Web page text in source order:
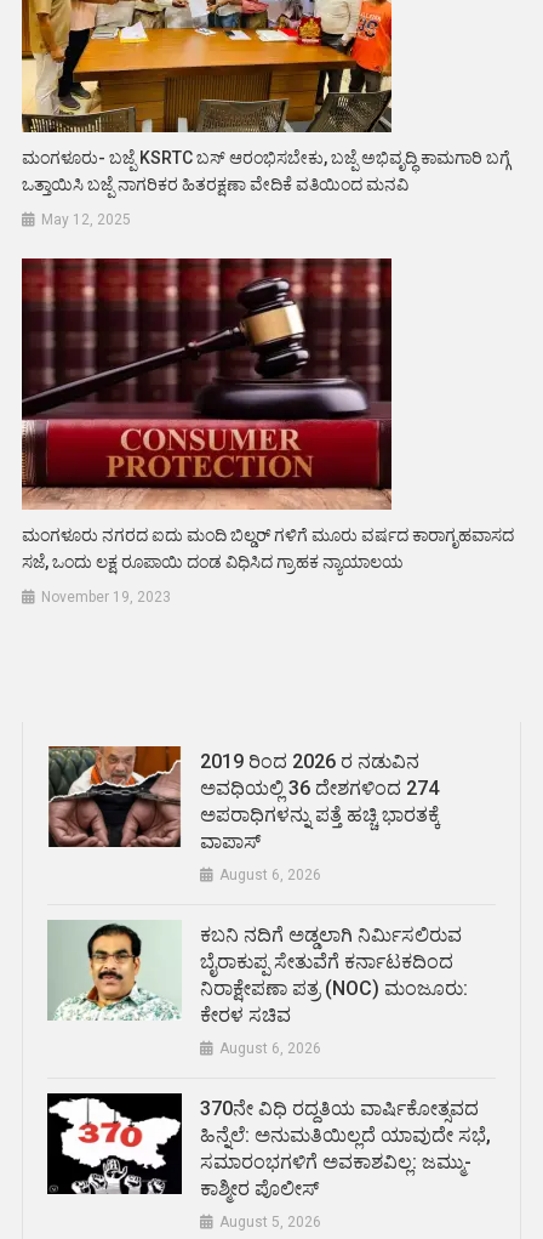
ಮಂಗಳೂರು- ಬಜ್ಪೆ KSRTC ಬಸ್ ಆರಂಭಿಸಬೇಕು, ಬಜ್ಪೆ ಅಭಿವೃದ್ಧಿ ಕಾಮಗಾರಿ ಬಗ್ಗೆ
ಒತ್ತಾಯಿಸಿ ಬಜ್ಪೆ ನಾಗರಿಕರ ಹಿತರಕ್ಷಣಾ ವೇದಿಕೆ ವತಿಯಿಂದ ಮನವಿ
May 12, 2025
ಮಂಗಳೂರು ನಗರದ ಐದು ಮಂದಿ ಬಿಲ್ಡರ್ ಗಳಿಗೆ ಮೂರು ವರ್ಷದ ಕಾರಾಗೃಹವಾಸದ
ಸಜೆ, ಒಂದು ಲಕ್ಷ ರೂಪಾಯಿ ದಂಡ ವಿಧಿಸಿದ ಗ್ರಾಹಕ ನ್ಯಾಯಾಲಯ
November 19, 2023
2019 ರಿಂದ 2026 ರ ನಡುವಿನ
ಅವಧಿಯಲ್ಲಿ 36 ದೇಶಗಳಿಂದ 274
ಅಪರಾಧಿಗಳನ್ನು ಪತ್ತೆ ಹಚ್ಚಿ ಭಾರತಕ್ಕೆ
ವಾಪಾಸ್
August 6, 2026
ಕಬನಿ ನದಿಗೆ ಅಡ್ಡಲಾಗಿ ನಿರ್ಮಿಸಲಿರುವ
ಬೈರಾಕುಪ್ಪ ಸೇತುವೆಗೆ ಕರ್ನಾಟಕದಿಂದ
ನಿರಾಕ್ಷೇಪಣಾ ಪತ್ರ (NOC) ಮಂಜೂರು:
ಕೇರಳ ಸಚಿವ
August 6, 2026
370ನೇ ವಿಧಿ ರದ್ದತಿಯ ವಾರ್ಷಿಕೋತ್ಸವದ
ಹಿನ್ನೆಲೆ: ಅನುಮತಿಯಿಲ್ಲದೆ ಯಾವುದೇ ಸಭೆ,
ಸಮಾರಂಭಗಳಿಗೆ ಅವಕಾಶವಿಲ್ಲ: ಜಮ್ಮು-
ಕಾಶ್ಮೀರ ಪೊಲೀಸ್
August 5, 2026